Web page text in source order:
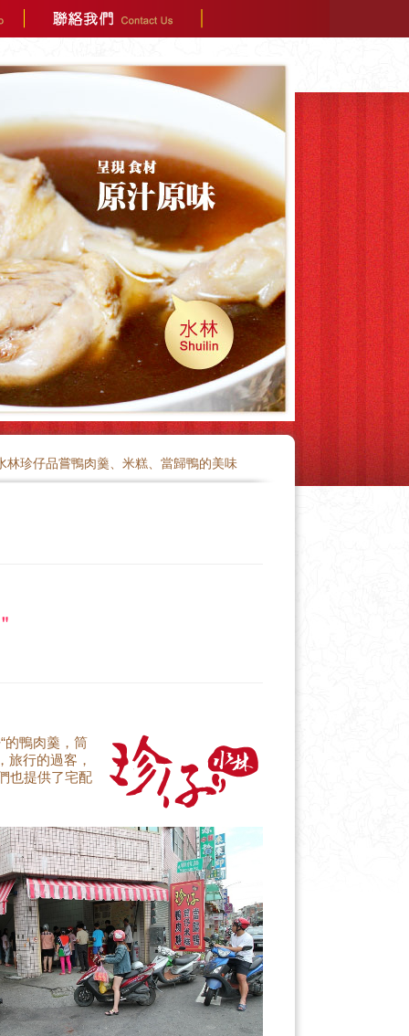
珍仔品嘗鴨肉羹、米糕、當歸鴨的美味
的鴨肉羹，筒
旅行的過客，
也提供了宅配